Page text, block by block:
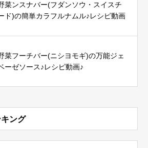
菜ンスナバー(フダンソウ・スイスチ
ド)の簡単カラフルナムル♪レシピ動画
菜フーチバー(ニシヨモギ)の万能ジェ
ーゼソース♪レシピ動画♪
ング